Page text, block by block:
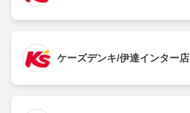
ケーズデンキ/伊達インター店